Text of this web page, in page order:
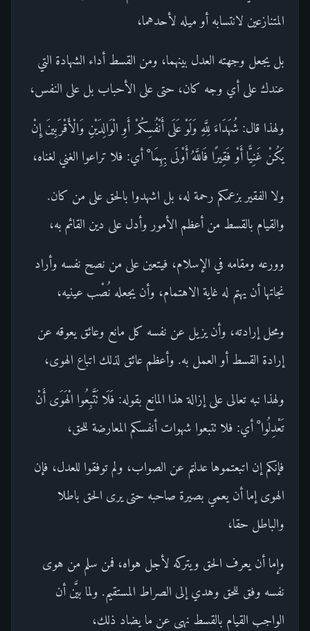
المتنازعين لانتسابه أو ميله لأحدهما،
بل يجعل وجهته العدل بينهما، ومن القسط أداء الشهادة التي
عندك على أي وجه كان، حتى على الأحباب بل على النفس،
ولهذا قال: شُهَدَاءَ لِلَّهِ وَلَوْ عَلَى أَنْفُسِكُمْ أَوِ الْوَالِدَيْنِ وَالْأَقْرَبِينَ إِنْ
يَكُنْ غَنِيًّا أَوْ فَقِيرًا فَاللَّهُ أَوْلَى بِهِمَا ْ أي: فلا تراعوا الغني لغناه،
ولا الفقير بزعمكم رحمة له، بل اشهدوا بالحق على من كان.
والقيام بالقسط من أعظم الأمور وأدل على دين القائم به،
وورعه ومقامه في الإسلام، فيتعين على من نصح نفسه وأراد
نجاتها أن يهتم له غاية الاهتمام، وأن يجعله نُصْب عينيه،
ومحل إرادته، وأن يزيل عن نفسه كل مانع وعائق يعوقه عن
إرادة القسط أو العمل به. وأعظم عائق لذلك اتباع الهوى،
ولهذا نبه تعالى على إزالة هذا المانع بقوله: فَلَا تَتَّبِعُوا الْهَوَى أَنْ
تَعْدِلُوا ْ أي: فلا تتبعوا شهوات أنفسكم المعارضة للحق،
فإنكم إن اتبعتموها عدلتم عن الصواب، ولم توفقوا للعدل، فإن
الهوى إما أن يعمي بصيرة صاحبه حتى يرى الحق باطلا
والباطل حقا،
وإما أن يعرف الحق ويتركه لأجل هواه، فمن سلم من هوى
نفسه وفق للحق وهدي إلى الصراط المستقيم. ولما بيَّن أن
الواجب القيام بالقسط نهى عن ما يضاد ذلك،